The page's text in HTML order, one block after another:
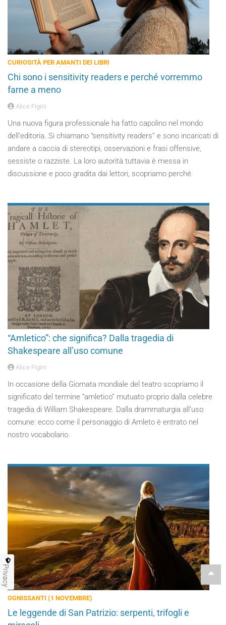
CURIOSITÀ PER AMANTI DEI LIBRI
Chi sono i sensitivity readers e perché vorremmo
farne a meno
Alice Figini
Una nuova figura professionale ha fatto capolino nel mondo
dell’editoria. Si chiamano “sensitivity readers” e sono incaricati di
andare a caccia di stereotipi, osservazioni e frasi offensive,
sessiste o razziste. La loro autorità tuttavia è messa in
discussione e poco gradita dai lettori, scopriamo perché.
“Amletico”: che significa? Dalla tragedia di
Shakespeare all’uso comune
Alice Figini
In occasione della Giornata mondiale del teatro scopriamo il
significato del termine “amletico” mutuato proprio dalla celebre
tragedia di William Shakespeare. Dalla drammaturgia all’uso
comune: ecco come il personaggio di Amleto è entrato nel
nostro vocabolario.
OGNISSANTI (1 NOVEMBRE)
Le leggende di San Patrizio: serpenti, trifogli e
Privacy